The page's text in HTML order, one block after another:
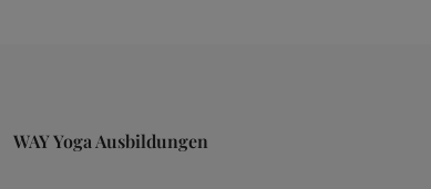
WAY Yoga Ausbildungen